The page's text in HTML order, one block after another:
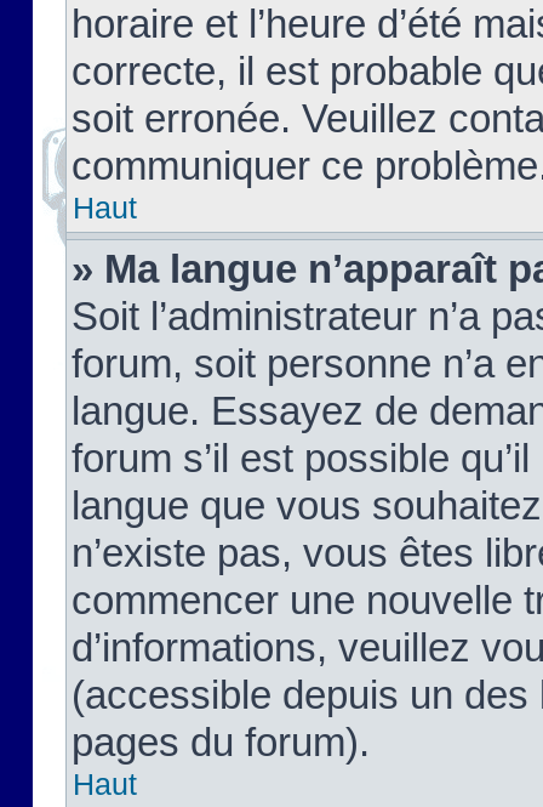
horaire et l’heure d’été
correcte, il est probable
soit erronée. Veuillez
communiquer ce
Haut
» Ma langue n’apparaît
Soit l’administrateur n’a
forum, soit personne n’a
langue. Essayez de
forum s’il est possible
langue que vous
n’existe pas, vous êtes
commencer une nouvelle
d’informations, veuillez
(accessible depuis un
pages du forum).
Haut